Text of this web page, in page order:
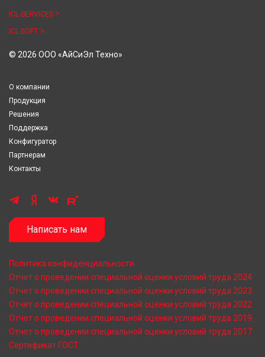
ICL-SERVICES
ICL-SOFT
© 2026 ООО «АйСиЭл Техно»
О компании
Продукция
Решения
Поддержка
Конфигуратор
Партнерам
Контакты
Написать нам
Политика конфиденциальности
Отчет о проведении специальной оценки условий труда 2024
Отчет о проведении специальной оценки условий труда 2023
Отчет о проведении специальной оценки условий труда 2022
Отчет о проведении специальной оценки условий труда 2019
Отчет о проведении специальной оценки условий труда 2017
Сертификат ГОСТ